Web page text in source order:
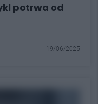
potrwa od
19/06/2025